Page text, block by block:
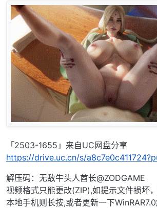
「2503-1655」来自UC网盘分享
https://drive.uc.cn/s/
解压码：无敌牛头人酋长@ZODGAME
视频格式只能更改(ZIP),如提示文件损坏
本地手机则长按,或者更新一下